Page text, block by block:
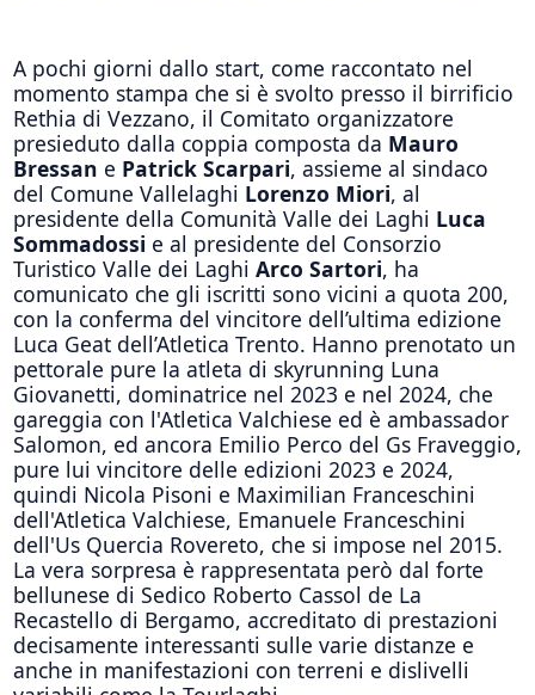
A pochi giorni dallo start, come raccontato nel
momento stampa che si è svolto presso il birrificio
Rethia di Vezzano, il Comitato organizzatore
presieduto dalla coppia composta da Mauro
Bressan e Patrick Scarpari, assieme al sindaco
del Comune Vallelaghi Lorenzo Miori, al
presidente della Comunità Valle dei Laghi Luca
Sommadossi e al presidente del Consorzio
Turistico Valle dei Laghi Arco Sartori, ha
comunicato che gli iscritti sono vicini a quota 200,
con la conferma del vincitore dell’ultima edizione
Luca Geat dell’Atletica Trento. Hanno prenotato un
pettorale pure la atleta di skyrunning Luna
Giovanetti, dominatrice nel 2023 e nel 2024, che
gareggia con l'Atletica Valchiese ed è ambassador
Salomon, ed ancora Emilio Perco del Gs Fraveggio,
pure lui vincitore delle edizioni 2023 e 2024,
quindi Nicola Pisoni e Maximilian Franceschini
dell'Atletica Valchiese, Emanuele Franceschini
dell'Us Quercia Rovereto, che si impose nel 2015.
La vera sorpresa è rappresentata però dal forte
bellunese di Sedico Roberto Cassol de La
Recastello di Bergamo, accreditato di prestazioni
decisamente interessanti sulle varie distanze e
anche in manifestazioni con terreni e dislivelli